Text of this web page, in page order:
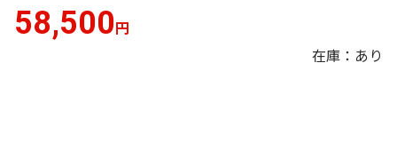
58,500 円
在庫：あり